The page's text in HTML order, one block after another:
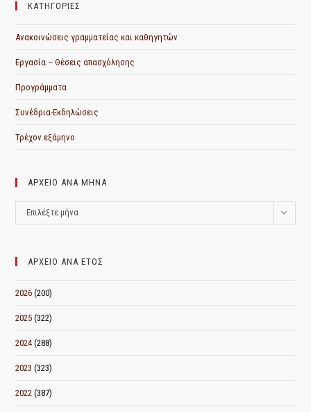
ΚΑΤΗΓΟΡΙΕΣ
Ανακοινώσεις γραμματείας και καθηγητών
Εργασία – Θέσεις απασχόλησης
Προγράμματα
Συνέδρια-Εκδηλώσεις
Τρέχον εξάμηνο
ΑΡΧΕΙΟ ΑΝΑ ΜΗΝΑ
ΑΡΧΕΙΟ
ΑΝΑ
Επιλέξτε μήνα
ΑΡΧΕΙΟ ΑΝΑ ΕΤΟΣ
2026 (200)
2025 (322)
2024 (288)
2023 (323)
2022 (387)